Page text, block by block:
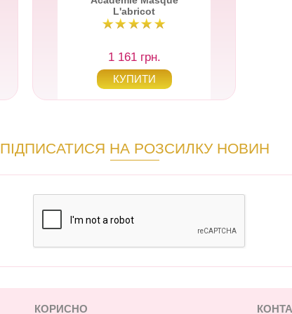
L'abricot
1 161 грн.
ПІДПИСАТИСЯ НА РОЗСИЛКУ НОВИН
КОРИСНО